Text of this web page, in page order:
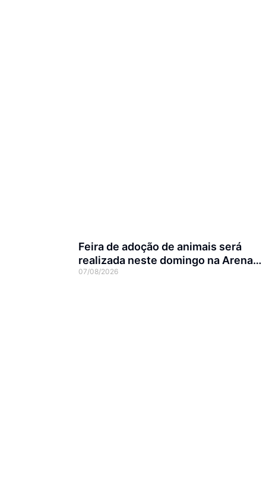
Feira de adoção de animais será
realizada neste domingo na Arena
Joinville
07/08/2026